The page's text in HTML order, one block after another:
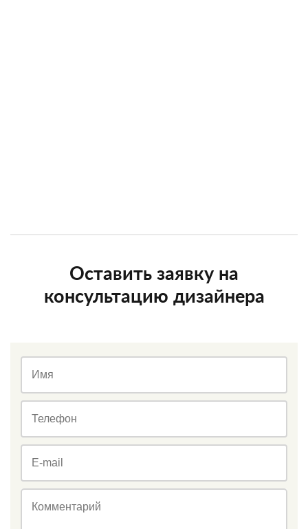
Оставить заявку на
консультацию дизайнера
Имя
Телефон
E-mail
Комментарий